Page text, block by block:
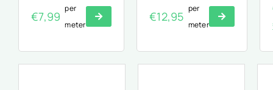
€7,99
per
meter
€12,95
per
meter